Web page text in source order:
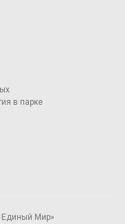
в парке
Единый Мир»